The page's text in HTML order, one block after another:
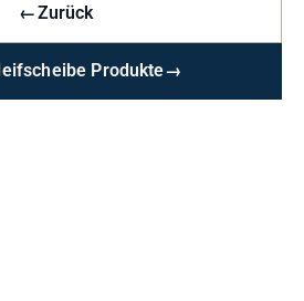
←Zurück
Produkte→